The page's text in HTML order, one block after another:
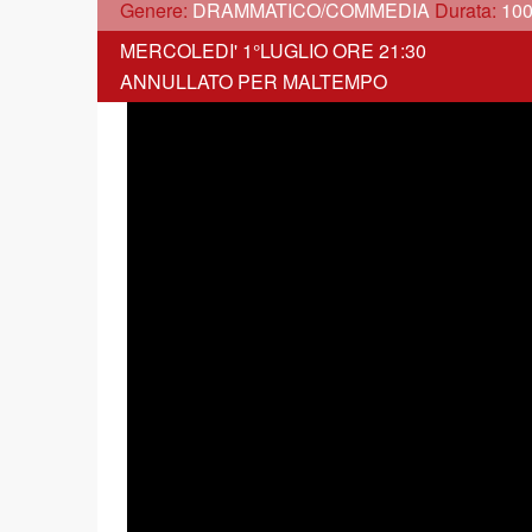
Genere: DRAMMATICO/COMMEDIA Durata:
MERCOLEDI' 1°LUGLIO ORE 21:30
ANNULLATO PER MALTEMPO